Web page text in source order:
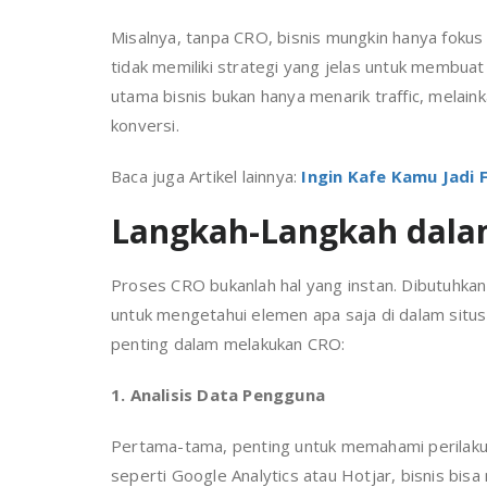
Misalnya, tanpa CRO, bisnis mungkin hanya
tidak memiliki strategi yang jelas untuk
utama bisnis bukan hanya menarik traffic,
konversi.
Baca juga Artikel lainnya: Ingin Kafe Kamu Jadi
Langkah-Langkah
Proses CRO bukanlah hal yang instan.
untuk mengetahui elemen apa saja di dalam
penting dalam melakukan CRO:
1. Analisis Data Pengguna
Pertama-tama, penting untuk memahami
seperti Google Analytics atau Hotjar, bisnis